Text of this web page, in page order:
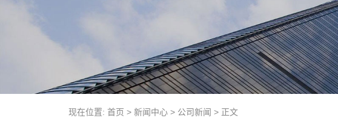
现在位置: 首页 > 新闻中心> 公司新闻 > 正文